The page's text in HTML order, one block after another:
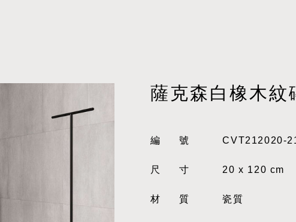
薩克森白橡木紋
編號 CVT212020-
尺寸 20 x 120 cm
材質 瓷質